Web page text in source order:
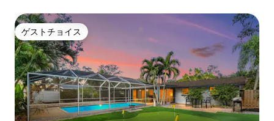
ゲストチョイス
ゲストチョイス